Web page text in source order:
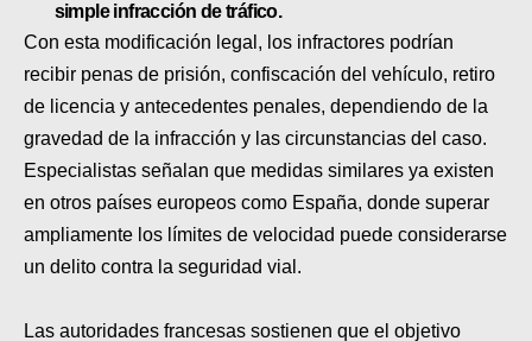
simpleinfracción de tráfico.
Con esta modificación legal, los infractores podrían
recibir penas de prisión, confiscación del vehículo, retiro
de licencia y antecedentes penales, dependiendo de la
gravedad de la infracción y las circunstancias del caso.
Especialistas señalan que medidas similares ya existen
en otros países europeos como España, donde superar
ampliamente los límites de velocidad puede considerarse
un delito contra la seguridad vial.
Las autoridades francesas sostienen que el objetivo